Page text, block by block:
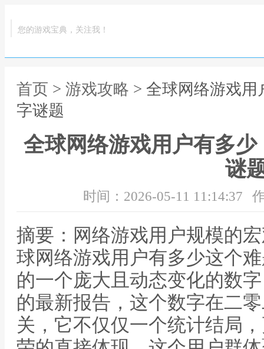
您的游戏宝典，关注我！
首页 > 游戏攻略 > 全球网络游戏
字谜题
全球网络游戏用户有多
谜
时间：2026-05-11 11:14:37
摘要：网络游戏用户规模的
球网络游戏用户有多少这个
的一个庞大且动态变化的数
的最新报告，这个数字在二
关，它不仅仅一个统计结局